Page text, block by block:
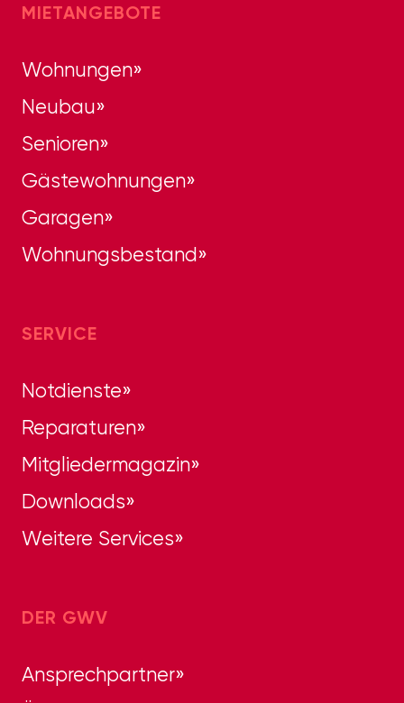
MIETANGEBOTE
Wohnungen
Neubau
Senioren
Gästewohnungen
Garagen
Wohnungsbestand
SERVICE
Notdienste
Reparaturen
Mitgliedermagazin
Downloads
Weitere Services
DER GWV
Ansprechpartner